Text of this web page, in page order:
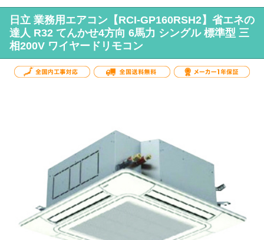
日立 業務用エアコン【RCI-GP160RSH2】省エネの
達人 R32 てんかせ4方向 6馬力 シングル 標準型 三
相200V ワイヤードリモコン